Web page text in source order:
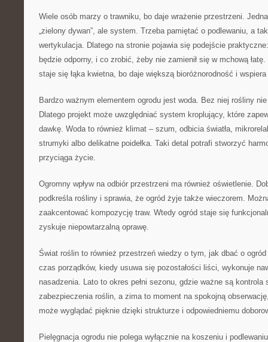
Wiele osób marzy o trawniku, bo daje wrażenie przestrzeni.
„zielony dywan”, ale system. Trzeba pamiętać o podlewaniu, a
wertykulacja. Dlatego na stronie pojawia się podejście
będzie odporny, i co zrobić, żeby nie zamienił się w mchową
staje się łąka kwietna, bo daje większą bioróżnorodność i
Bardzo ważnym elementem ogrodu jest woda. Bez niej rośliny
Dlatego projekt może uwzględniać system kroplujący, które
dawkę. Woda to również klimat – szum, odbicia światła,
strumyki albo delikatne poidełka. Taki detal potrafi stworzyć
przyciąga życie.
Ogromny wpływ na odbiór przestrzeni ma również oświetlenie.
podkreśla rośliny i sprawia, że ogród żyje także wieczorem.
zaakcentować kompozycję traw. Wtedy ogród staje się
zyskuje niepowtarzalną oprawę.
Świat roślin to również przestrzeń wiedzy o tym, jak dbać o
czas porządków, kiedy usuwa się pozostałości liści, wykonuje
nasadzenia. Lato to okres pełni sezonu, gdzie ważne są
zabezpieczenia roślin, a zima to moment na spokojną
może wyglądać pięknie dzięki strukturze i odpowiedniemu
Pielęgnacja ogrodu nie polega wyłącznie na koszeniu i